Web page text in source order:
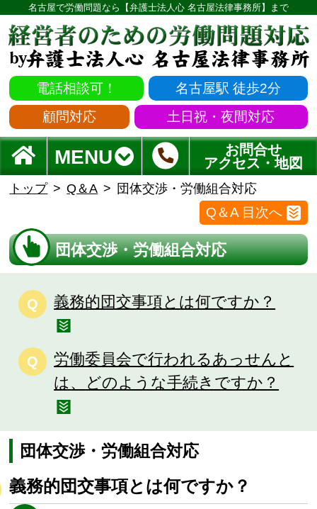
名古屋で労働問題なら【弁護士法人心 名古屋法律事務所】まで
電話相談可！
名古屋駅 徒歩2分
顧問対応
土日祝・夜間対応
MENU
お問合せ
アクセス・地図
トップ Q＆A 団体交渉・労働組合対応
Q＆A 目次へ
団体交渉・労働組合対応
Q 義務的団交事項とは何ですか？
Q
労働委員会で行われるあっせんと
は、どのような手続きですか？
団体交渉・労働組合対応
義務的団交事項とは何ですか？